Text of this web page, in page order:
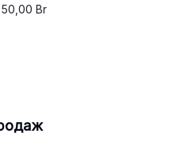
50,00 Br